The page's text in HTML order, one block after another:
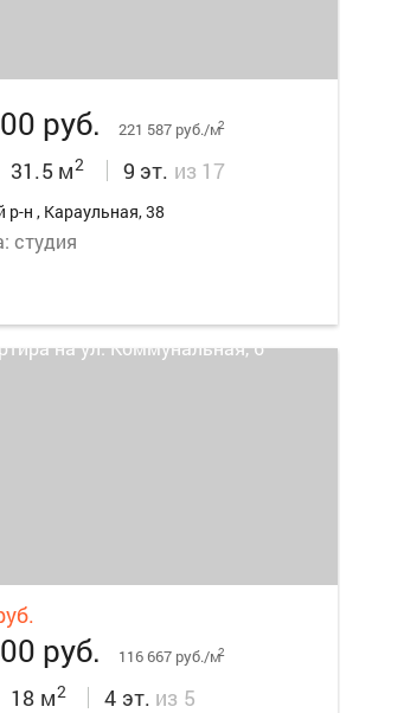
руб. 221 587 руб./м2
31.5 м2 9 эт. из 17
н , Караульная, 38
студия
руб. 116 667 руб./м2
18 м2 4 эт. из 5